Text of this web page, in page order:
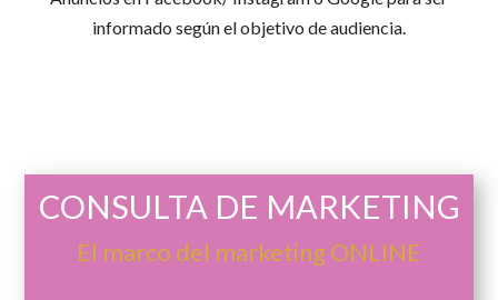
informado según el objetivo de audiencia.
CONSULTA DE MARKETING
El marco del marketing ONLINE